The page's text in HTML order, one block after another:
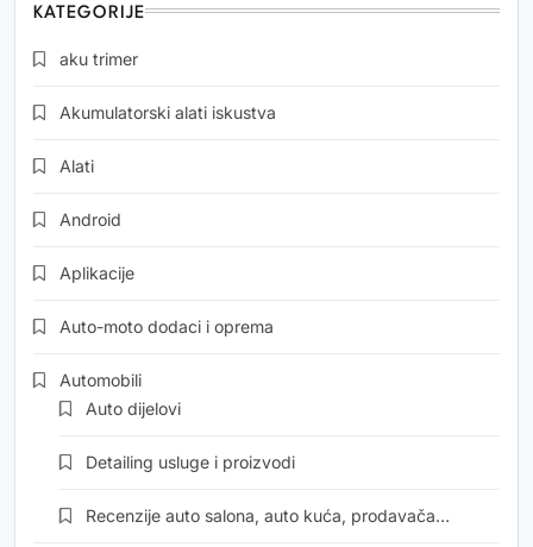
KATEGORIJE
aku trimer
Akumulatorski alati iskustva
Alati
Android
Aplikacije
Auto-moto dodaci i oprema
Automobili
Auto dijelovi
Detailing usluge i proizvodi
Recenzije auto salona, auto kuća, prodavača…